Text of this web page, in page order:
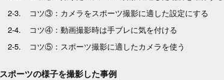
コツ③：カメラをスポーツ撮影に適した設定にする
コツ④：動画撮影時は手ブレに気を付ける
コツ⑤：スポーツ撮影に適したカメラを使う
スポーツの様子を撮影した事例